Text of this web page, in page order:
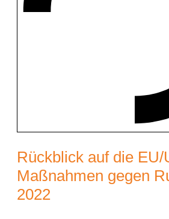
Rückblick auf die EU/
Maßnahmen gegen
2022